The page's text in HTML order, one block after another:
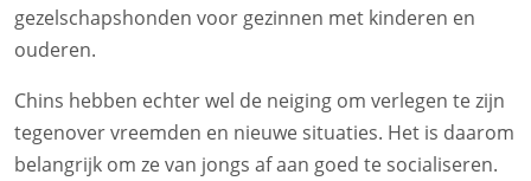
gezelschapshonden voor gezinnen met kinderen en
ouderen.
Chins hebben echter wel de neiging om verlegen te zijn
tegenover vreemden en nieuwe situaties. Het is daarom
belangrijk om ze van jongs af aan goed te socialiseren.